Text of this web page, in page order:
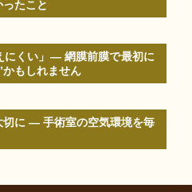
たこと
にくい」― 網膜前膜で最初に
かもしれません
切に ― 手術室の空気環境を毎